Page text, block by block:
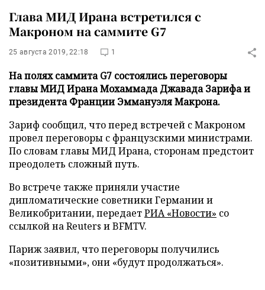
Глава МИД Ирана встретился с
Макроном на саммите G7
25 августа 2019, 22:18 1
На полях саммита G7 состоялись переговоры
главы МИД Ирана Мохаммада Джавада Зарифа и
президента Франции Эммануэля Макрона.
Зариф сообщил, что перед встречей с Макроном
провел переговоры с французскими министрами.
По словам главы МИД Ирана, сторонам предстоит
преодолеть сложный путь.
Во встрече также приняли участие
дипломатические советники Германии и
Великобритании, передаетРИА «Новости» со
ссылкой на Reuters и BFMTV.
Париж заявил, что переговоры получились
«позитивными», они «будут продолжаться».